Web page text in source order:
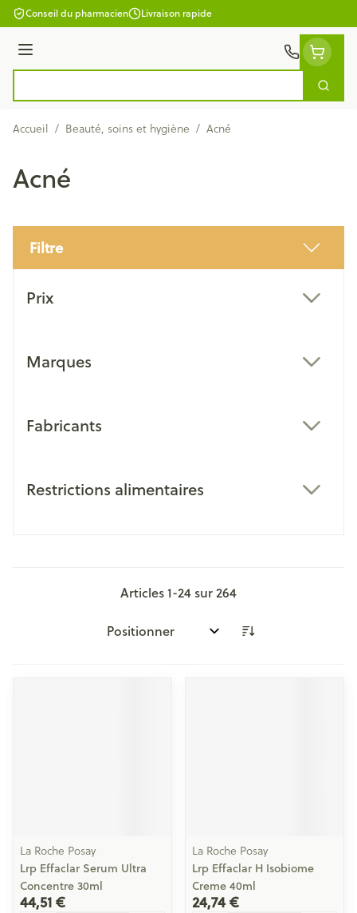
Aller au contenu
Conseil du pharmacien Livraison rapide
Menu
Accueil / Beauté, soins et hygiène / Acné
Acné
Filtre
Prix
Marques
Fabricants
Restrictions alimentaires
Articles1-24sur264
Trier par:
La Roche Posay
Lrp Effaclar Serum Ultra
Concentre 30ml
44,51 €
La Roche Posay
Lrp Effaclar H Isobiome
Creme 40ml
24,74 €